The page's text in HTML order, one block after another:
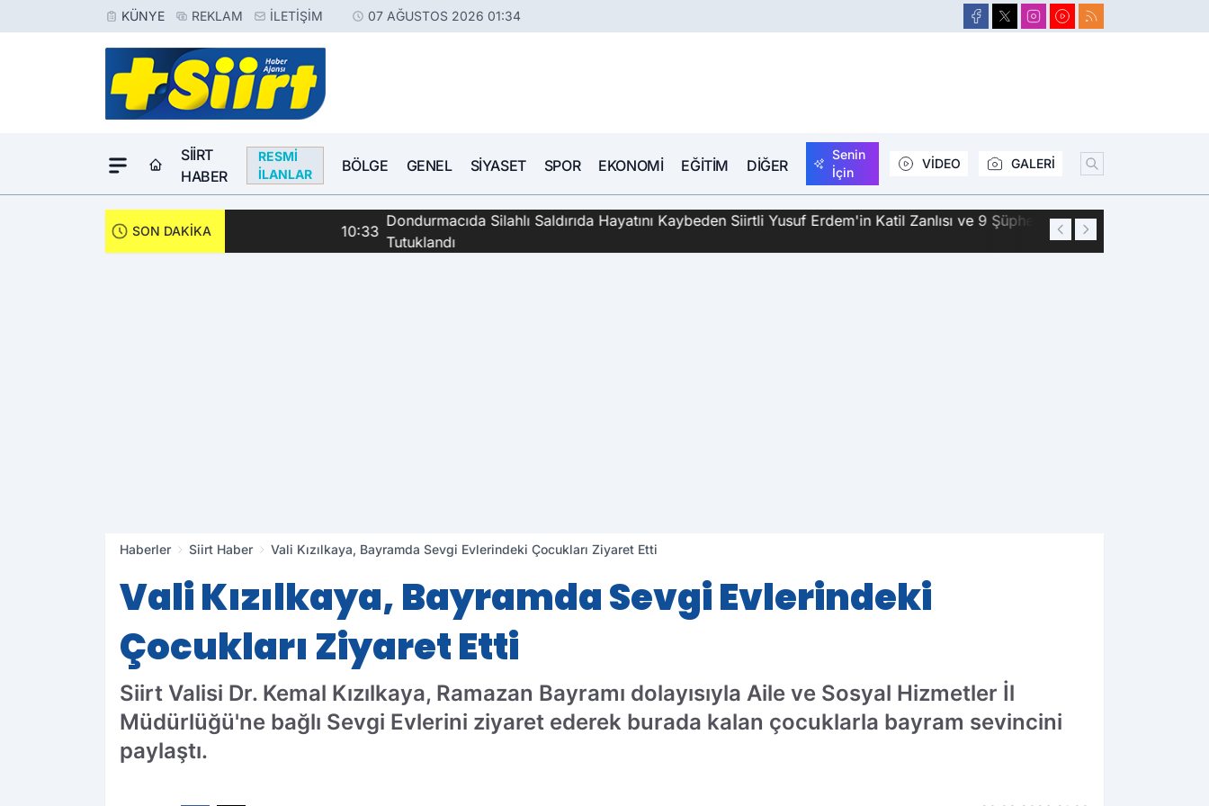
KÜNYE REKLAM İLETIŞIM 07 AĞUSTOS 2026 01:34
SIIRT
HABER
RESMI
İLANLAR
BÖLGE GENEL SIYASET SPOR EKONOMI EĞITIM DIĞER
Senin
İçin
VİDEO GALERİ
SON DAKİKA
Dondurmacıda Silahlı Saldırıda Hayatını Kaybeden Siirtli Yusuf Erdem'in Katil Zanlısı ve 9 Şüpheli
Tutuklandı
01:44
Haberler Siirt Haber Vali Kızılkaya, Bayramda Sevgi Evlerindeki Çocukları Ziyaret Etti
Vali Kızılkaya, Bayramda Sevgi Evlerindeki
Çocukları Ziyaret Etti
Siirt Valisi Dr. Kemal Kızılkaya, Ramazan Bayramı dolayısıyla Aile ve Sosyal Hizmetler İl
Müdürlüğü'ne bağlı Sevgi Evlerini ziyaret ederek burada kalan çocuklarla bayram sevincini
paylaştı.